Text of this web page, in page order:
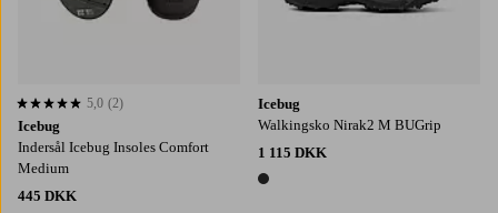
Icebug
Indersål Icebug Insoles Comfort
Medium
445 DKK
5,0 baseret på 2 bedømmelser
5,0 (2)
Icebug
Walkingsko Nirak2 M BUGrip
1 115 DKK
1 farve